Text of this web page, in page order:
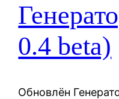
0.4 beta)
Обновлён